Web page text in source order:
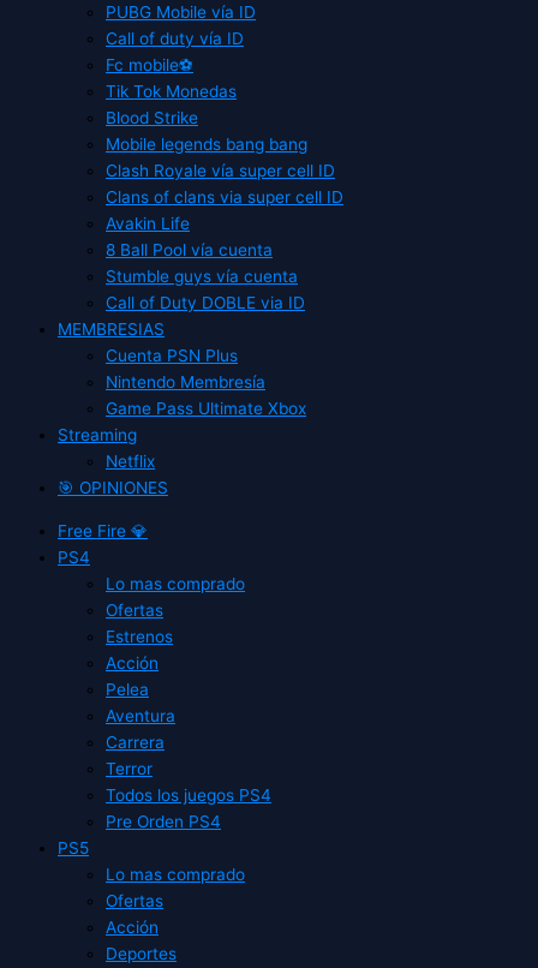
PUBG Mobile vía ID
Call of duty vía ID
Fc mobile⚽
Tik Tok Monedas
Blood Strike
Mobile legends bang bang
Clash Royale vía super cell ID
Clans of clans via super cell ID
Avakin Life
8 Ball Pool vía cuenta
Stumble guys vía cuenta
Call of Duty DOBLE via ID
MEMBRESIAS
Cuenta PSN Plus
Nintendo Membresía
Game Pass Ultimate Xbox
Streaming
Netflix
🎯 OPINIONES
Free Fire 💎
PS4
Lo mas comprado
Ofertas
Estrenos
Acción
Pelea
Aventura
Carrera
Terror
Todos los juegos PS4
Pre Orden PS4
PS5
Lo mas comprado
Ofertas
Acción
Deportes